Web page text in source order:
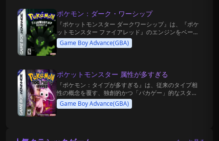
ポケモン：ダーク・ワーシップ
『ポケットモンスター ダークワーシップ』は、『ポケ
ットモンスター ファイアレッド』のエンジンをベース
に大幅な再構築を施した、HD画質・独自システム重視
のファンメイド改造作品です。
Game Boy Advance(GBA)
ポケットモンスター 属性が多すぎる
『ポケモン：タイプが多すぎる』は、従来のタイプ相
性の概念を覆す、独創的かつ「バカゲー」的なスタイ
ルが特徴のファンメイド改造ゲームです。
Game Boy Advance(GBA)